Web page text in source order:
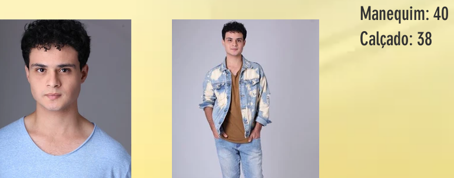
Manequim: 40
Calçado: 38